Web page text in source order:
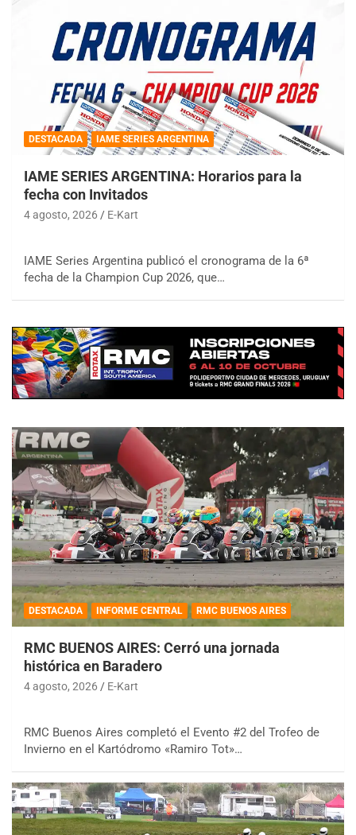
DESTACADA IAME SERIES ARGENTINA
IAME SERIES ARGENTINA: Horarios para la
fecha con Invitados
4 agosto, 2026 E-Kart
IAME Series Argentina publicó el cronograma de la 6ª
fecha de la Champion Cup 2026, que…
DESTACADA INFORME CENTRAL RMC BUENOS AIRES
RMC BUENOS AIRES: Cerró una jornada
histórica en Baradero
4 agosto, 2026 E-Kart
RMC Buenos Aires completó el Evento #2 del Trofeo de
Invierno en el Kartódromo «Ramiro Tot»…